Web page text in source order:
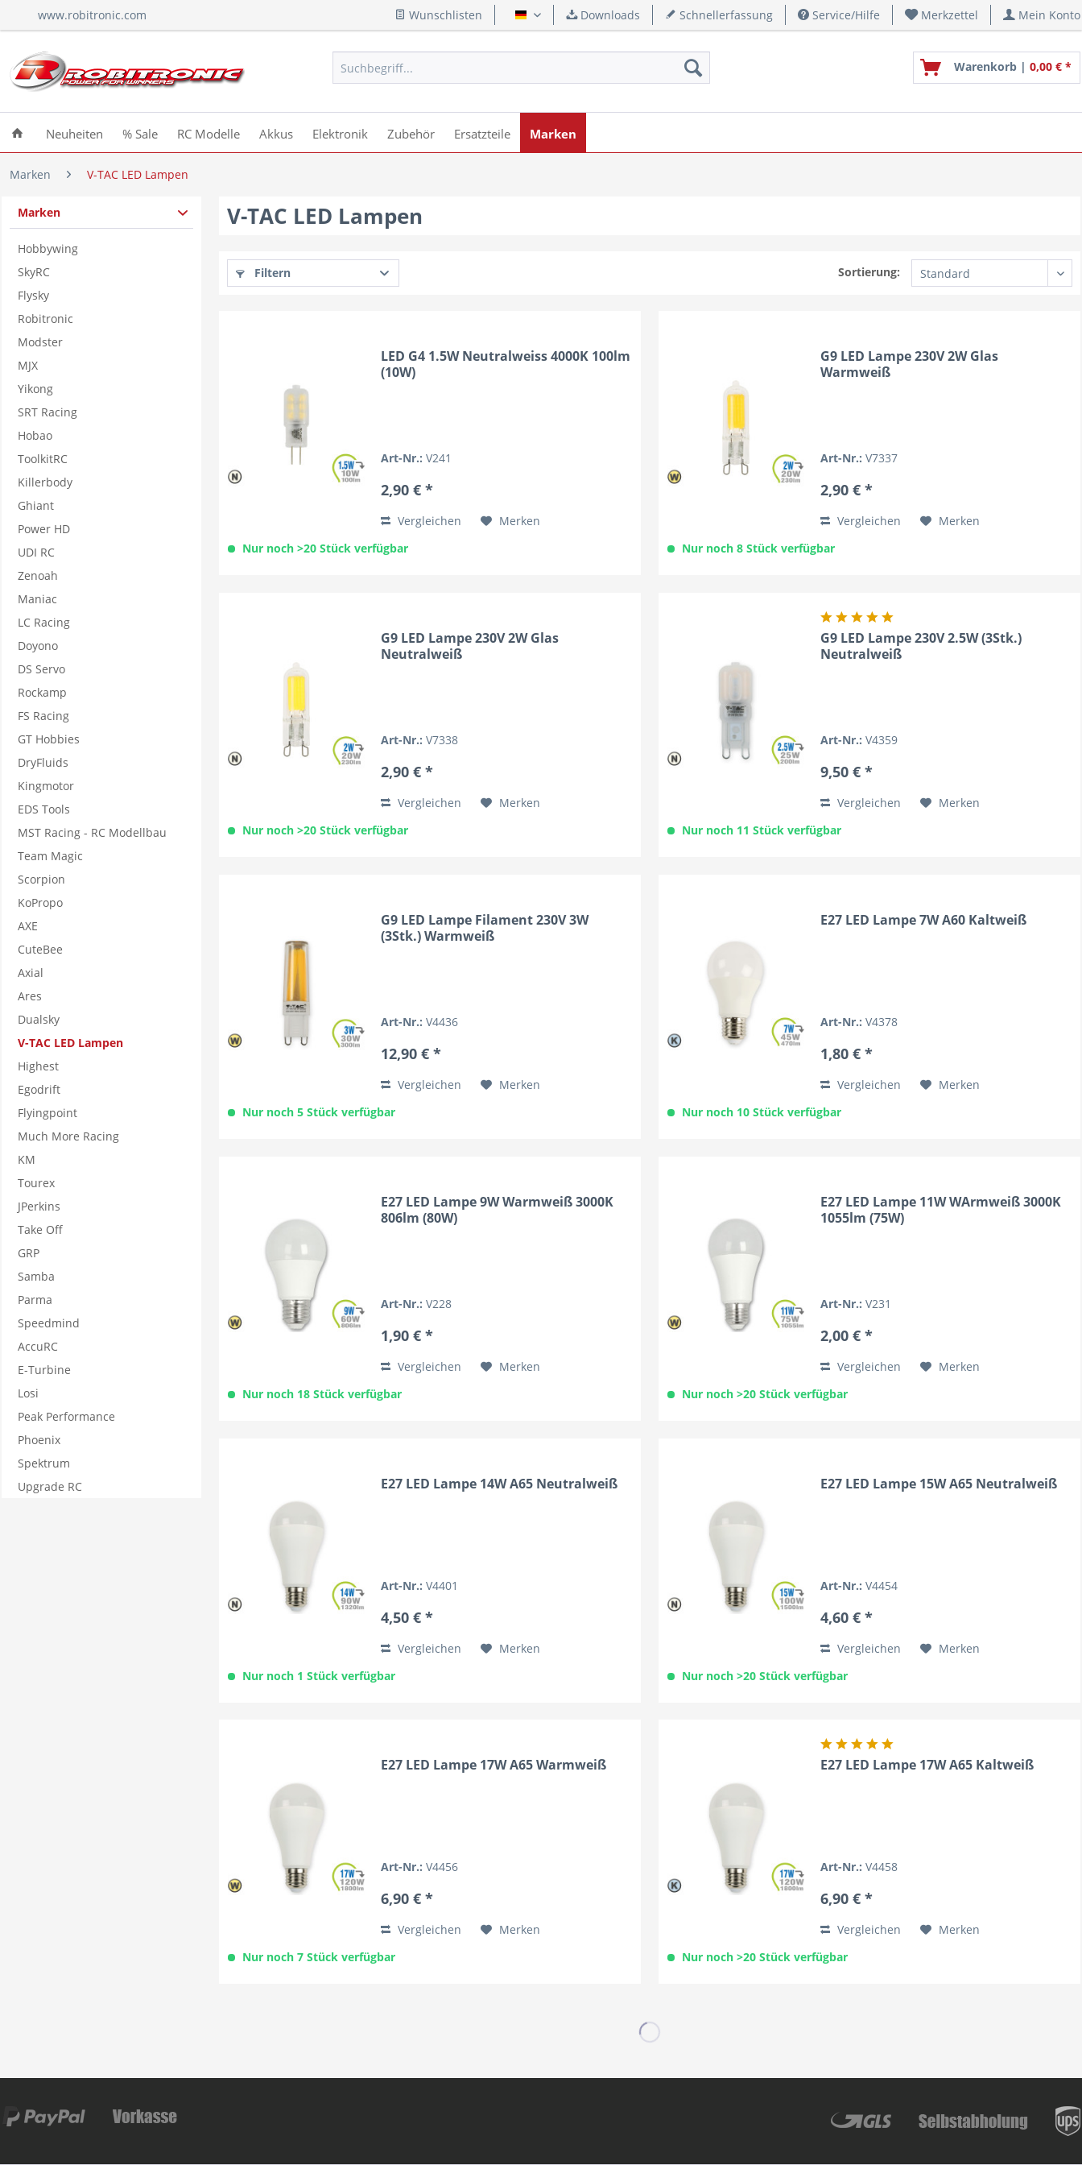
www.robitronic.com Wunschlisten Deutsch Downloads Schnellerfassung Service/Hilfe Merkzettel Mein Konto
Warenkorb | 0,00 € *
Neuheiten % Sale RC Modelle Akkus Elektronik Zubehör Ersatzteile Marken
Marken V-TAC LED Lampen
Marken
Hobbywing
SkyRC
Flysky
Robitronic
Modster
MJX
Yikong
SRT Racing
Hobao
ToolkitRC
Killerbody
Ghiant
Power HD
UDI RC
Zenoah
Maniac
LC Racing
Doyono
DS Servo
Rockamp
FS Racing
GT Hobbies
DryFluids
Kingmotor
EDS Tools
MST Racing - RC Modellbau
Team Magic
Scorpion
KoPropo
AXE
CuteBee
Axial
Ares
Dualsky
V-TAC LED Lampen
Highest
Egodrift
Flyingpoint
Much More Racing
KM
Tourex
JPerkins
Take Off
GRP
Samba
Parma
Speedmind
AccuRC
E-Turbine
Losi
Peak Performance
Phoenix
Spektrum
Upgrade RC
V-TAC LED Lampen
Filtern Sortierung:
LED G4 1.5W Neutralweiss 4000K 100lm
(10W)
Art-Nr.:V241
2,90 € *
Vergleichen
Merken
Nur noch >20 Stück verfügbar
G9 LED Lampe 230V 2W Glas
Warmweiß
Art-Nr.:V7337
2,90 € *
Vergleichen
Merken
Nur noch 8 Stück verfügbar
G9 LED Lampe 230V 2W Glas
Neutralweiß
Art-Nr.:V7338
2,90 € *
Vergleichen
Merken
Nur noch >20 Stück verfügbar
G9 LED Lampe 230V 2.5W (3Stk.)
Neutralweiß
Art-Nr.:V4359
9,50 € *
Vergleichen
Merken
Nur noch 11 Stück verfügbar
G9 LED Lampe Filament 230V 3W
(3Stk.) Warmweiß
Art-Nr.:V4436
12,90 € *
Vergleichen
Merken
Nur noch 5 Stück verfügbar
E27 LED Lampe 7W A60 Kaltweiß
Art-Nr.:V4378
1,80 € *
Vergleichen
Merken
Nur noch 10 Stück verfügbar
E27 LED Lampe 9W Warmweiß 3000K
806lm (80W)
Art-Nr.:V228
1,90 € *
Vergleichen
Merken
Nur noch 18 Stück verfügbar
E27 LED Lampe 11W WArmweiß 3000K
1055lm (75W)
Art-Nr.:V231
2,00 € *
Vergleichen
Merken
Nur noch >20 Stück verfügbar
E27 LED Lampe 14W A65 Neutralweiß
Art-Nr.:V4401
4,50 € *
Vergleichen
Merken
Nur noch 1 Stück verfügbar
E27 LED Lampe 15W A65 Neutralweiß
Art-Nr.:V4454
4,60 € *
Vergleichen
Merken
Nur noch >20 Stück verfügbar
E27 LED Lampe 17W A65 Warmweiß
Art-Nr.:V4456
6,90 € *
Vergleichen
Merken
Nur noch 7 Stück verfügbar
E27 LED Lampe 17W A65 Kaltweiß
Art-Nr.:V4458
6,90 € *
Vergleichen
Merken
Nur noch >20 Stück verfügbar